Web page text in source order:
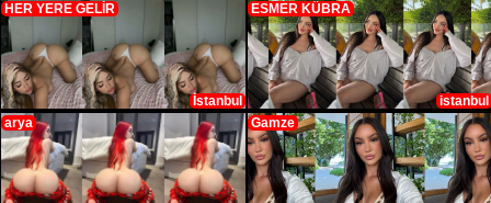
HER YERE GELİR
İstanbul
ESMER KÜBRA
istanbul
arya
Gamze